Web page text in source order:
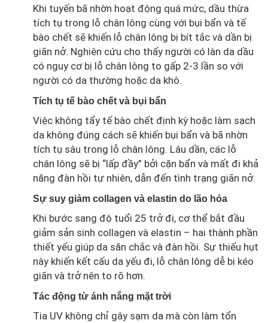
Khi tuyến bã nhờn hoạt động quá mức, dầu thừa
tích tụ trong lỗ chân lông cùng với bụi bẩn và tế
bào chết sẽ khiến lỗ chân lông bị bít tắc và dần bị
giãn nở. Nghiên cứu cho thấy người có làn da dầu
có nguy cơ bị lỗ chân lông to gấp 2-3 lần so với
người có da thường hoặc da khô.
Tích tụ tế bào chết và bụi bẩn
Việc không tẩy tế bào chết định kỳ hoặc làm sạch
da không đúng cách sẽ khiến bụi bẩn và bã nhờn
tích tụ sâu trong lỗ chân lông. Lâu dần, các lỗ
chân lông sẽ bị “lấp đầy” bởi cặn bẩn và mất đi khả
năng đàn hồi tự nhiên, dẫn đến tình trạng giãn nở.
Sự suy giảm collagen và elastin do lão hóa
Khi bước sang độ tuổi 25 trở đi, cơ thể bắt đầu
giảm sản sinh collagen và elastin – hai thành phần
thiết yếu giúp da săn chắc và đàn hồi. Sự thiếu hụt
này khiến kết cấu da yếu đi, lỗ chân lông dễ bị kéo
giãn và trở nên to rõ hơn.
Tác động từ ánh nắng mặt trời
Tia UV không chỉ gây sạm da mà còn làm tổn